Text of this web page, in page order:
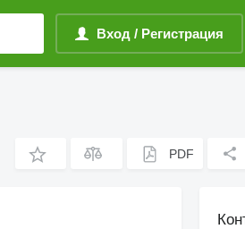
Вход / Регистрация
PDF